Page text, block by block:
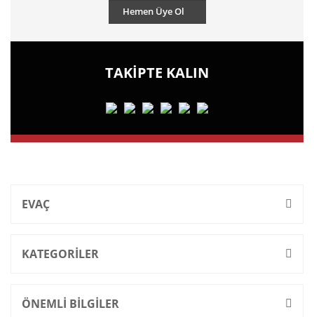
Hemen Üye Ol
TAKİPTE KALIN
EVAÇ
KATEGORİLER
ÖNEMLİ BİLGİLER